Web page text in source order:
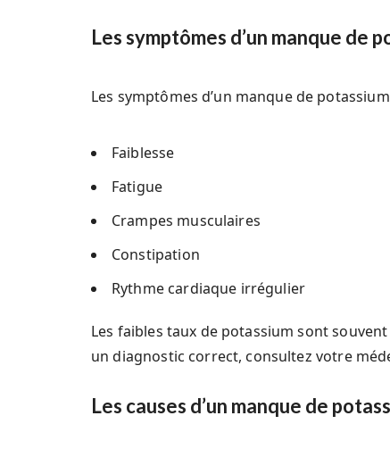
Les symptômes d’un manque de
Les symptômes d’un manque de
Faiblesse
Fatigue
Crampes musculaires
Constipation
Rythme cardiaque irrégulier
Les faibles taux de potassium sont
un diagnostic correct, consultez votre
Les causes d’un manque de